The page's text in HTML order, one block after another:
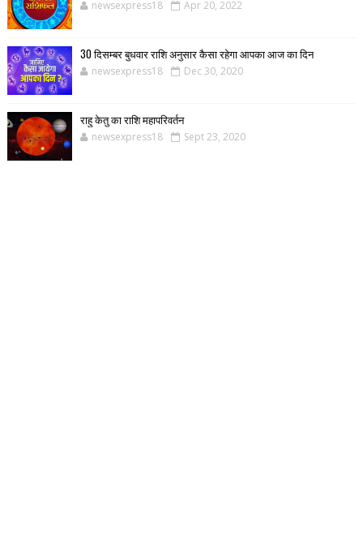
newsexpress18 Apr 20, 2022
30 दिसम्बर बुधवार राशि अनुसार कैसा रहेगा आपका आज का दिन
newsexpress18 Dec 30, 2020
राहु केतु का राशि महापरिवर्तन
newsexpress18 Sept 23, 2020